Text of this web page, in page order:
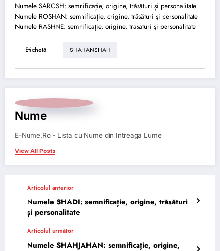
Numele SAROSH: semnificație, origine, trăsături și personalitate
Numele ROSHAN: semnificație, origine, trăsături și personalitate
Numele RASHNE: semnificație, origine, trăsături și personalitate
Etichetă SHAHANSHAH
Nume
E-Nume.Ro - Lista cu Nume din Intreaga Lume
View All Posts
Articolul anterior
Numele SHADI: semnificație, origine, trăsături
și personalitate
Articolul următor
Numele SHAHJAHAN: semnificație, origine,